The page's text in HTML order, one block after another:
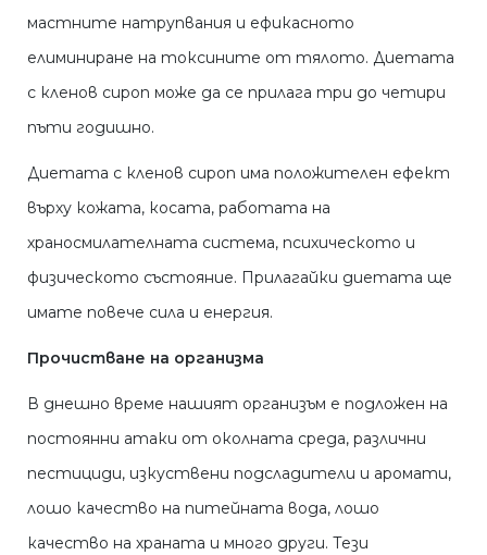
мастните натрупвания и ефикасното
елиминиране на токсините от тялото. Диетата
с кленов сироп може да се прилага три до четири
пъти годишно.
Диетата с кленов сироп има положителен ефект
върху кожата, косата, работата на
храносмилателната система, психическото и
физическото състояние. Прилагайки диетата ще
имате повече сила и енергия.
Прочистване на организма
В днешно време нашият организъм е подложен на
постоянни атаки от околната среда, различни
пестициди, изкуствени подсладители и аромати,
лошо качество на питейната вода, лошо
качество на храната и много други. Тези